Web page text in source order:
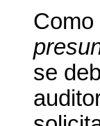
Como
se